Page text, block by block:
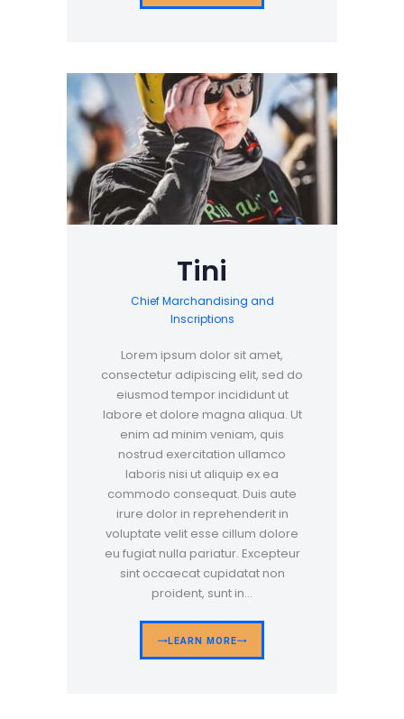
Tini
Chief Marchandising and
Inscriptions
Lorem ipsum dolor sit amet,
consectetur adipiscing elit, sed do
eiusmod tempor incididunt ut
labore et dolore magna aliqua. Ut
enim ad minim veniam, quis
nostrud exercitation ullamco
laboris nisi ut aliquip ex ea
commodo consequat. Duis aute
irure dolor in reprehenderit in
voluptate velit esse cillum dolore
eu fugiat nulla pariatur. Excepteur
sint occaecat cupidatat non
proident, sunt in…
LEARN MORE